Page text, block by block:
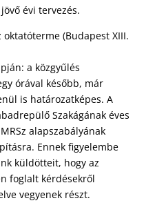
évi tervezés.
oktatóterme (Budapest XIII.
a közgyűlés
órával később, már
is határozatképes. A
Szakágának éves
alapszabályának
Ennek figyelembe
küldötteit, hogy az
foglalt kérdésekről
vegyenek részt.